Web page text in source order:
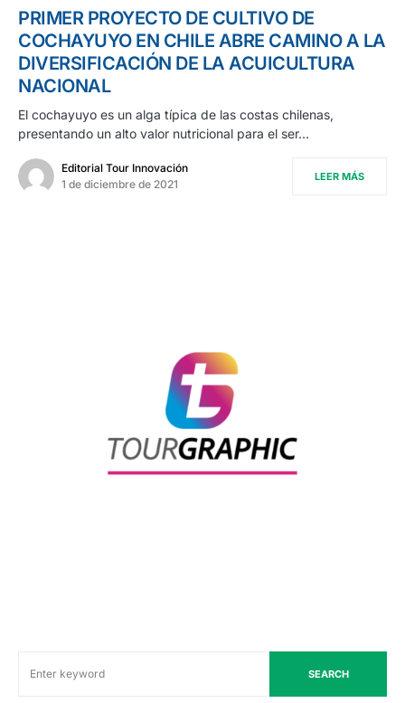
PRIMER PROYECTO DE CULTIVO DE
COCHAYUYO EN CHILE ABRE CAMINO A LA
DIVERSIFICACIÓN DE LA ACUICULTURA
NACIONAL
El cochayuyo es un alga típica de las costas chilenas,
presentando un alto valor nutricional para el ser…
Editorial Tour Innovación
1 de diciembre de 2021
LEER MÁS
SEARCH